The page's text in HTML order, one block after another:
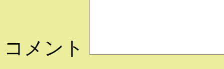
コメント